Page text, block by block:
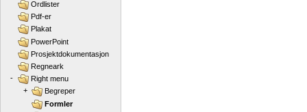
Ordlister
Pdf-er
Plakat
PowerPoint
Prosjektdokumentasjon
Regneark
-
Right menu
+
Begreper
Formler